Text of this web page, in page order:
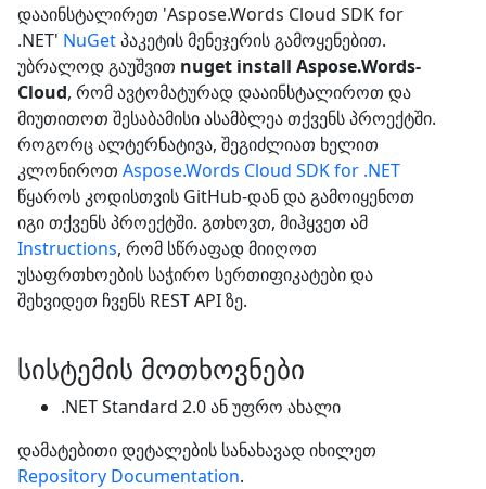
დააინსტალირეთ 'Aspose.Words Cloud SDK for
.NET' NuGetპაკეტის მენეჯერის გამოყენებით.
უბრალოდ გაუშვით nuget install Aspose.Words-
Cloud, რომ ავტომატურად დააინსტალიროთ და
მიუთითოთ შესაბამისი ასამბლეა თქვენს პროექტში.
როგორც ალტერნატივა, შეგიძლიათ ხელით
კლონიროთ Aspose.Words Cloud SDK for .NET
წყაროს კოდისთვის GitHub-დან და გამოიყენოთ
იგი თქვენს პროექტში. გთხოვთ, მიჰყვეთ ამ
Instructions, რომ სწრაფად მიიღოთ
უსაფრთხოების საჭირო სერთიფიკატები და
შეხვიდეთ ჩვენს REST API ზე.
სისტემის მოთხოვნები
.NET Standard 2.0 ან უფრო ახალი
დამატებითი დეტალების სანახავად იხილეთ
Repository Documentation.